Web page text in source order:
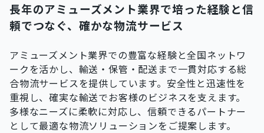
長年のアミューズメント業界で培った経験と信
頼でつなぐ、確かな物流サービス
アミューズメント業界での豊富な経験と全国ネットワ
ークを活かし、輸送・保管・配送まで一貫対応する総
合物流サービスを提供しています。安全性と迅速性を
重視し、確実な輸送でお客様のビジネスを支えます。
多様なニーズに柔軟に対応し、信頼できるパートナー
として最適な物流ソリューションをご提案します。